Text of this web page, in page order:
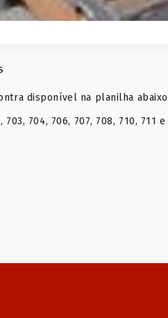
disponível na planilha
703, 704, 706, 707, 708, 710, 711 e